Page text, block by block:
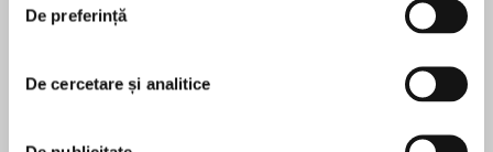
De preferință
De cercetare și analitice
fascist Italy for America, where she is whisked
away to the shore by her well-meaning aunt and
uncle. Here, she meets and falls for Charlie
Connally, the eldest of the four Irish-Catholic
MAI MULT
pentru această carte